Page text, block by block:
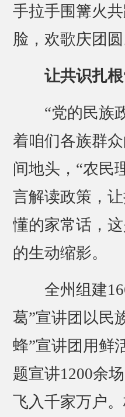
手拉手围篝火
脸，欢歌庆团圆
让共识扎
“党的民族政
着咱们各族群
间地头，“农民
言解读政策，
懂的家常话，
的生动缩影。
全州组建166
葛”宣讲团以民
蜂”宣讲团用鲜
题宣讲1200余
飞入千家万户